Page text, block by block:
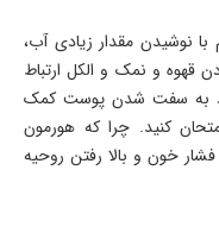
نوشیدن مقدار زیادی آب،
قهوه و نمک و الکل ارتباط
به سفت شدن پوست کمک
کنید. چرا که هورمون
خون و بالا رفتن روحیه